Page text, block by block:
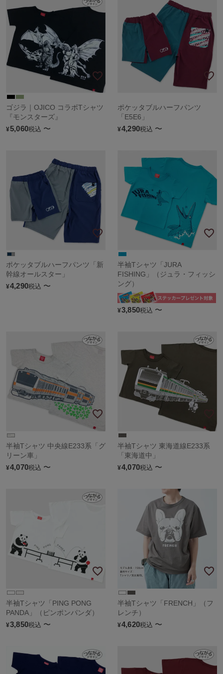
ゴジラ｜OJICO コラボTシャツ
『モンスターズ』
¥5,060税込 〜
ポケッタブルハーフパンツ
「E5E6」
¥4,290税込 〜
ポケッタブルハーフパンツ「新
幹線オールスター」
¥4,290税込 〜
半袖Tシャツ「JURA
FISHING」（ジュラ・フィッシ
ング）
¥3,850税込 〜
半袖Tシャツ 中央線E233系「グ
リーン車」
¥4,070税込 〜
半袖Tシャツ 東海道線E233系
「東海道中」
¥4,070税込 〜
半袖Tシャツ「PING PONG
PANDA」（ピンポンパンダ）
¥3,850税込 〜
半袖Tシャツ「FRENCH」（フ
レンチ）
¥4,620税込 〜